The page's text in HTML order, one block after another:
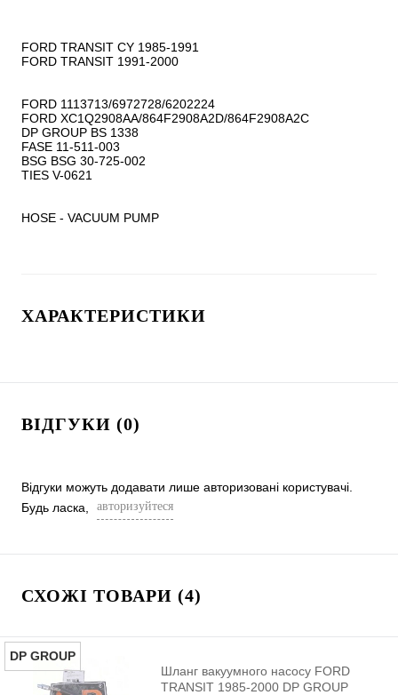
FORD TRANSIT CY 1985-1991
FORD TRANSIT 1991-2000
FORD 1113713/6972728/6202224
FORD XC1Q2908AA/864F2908A2D/864F2908A2C
DP GROUP BS 1338
FASE 11-511-003
BSG BSG 30-725-002
TIES V-0621
HOSE - VACUUM PUMP
ХАРАКТЕРИСТИКИ
ВІДГУКИ (0)
Відгуки можуть додавати лише авторизовані користувачі.
Будь ласка,
авторизуйтеся
СХОЖІ ТОВАРИ (4)
DP GROUP
Шланг вакуумного насосу FORD
TRANSIT 1985-2000 DP GROUP